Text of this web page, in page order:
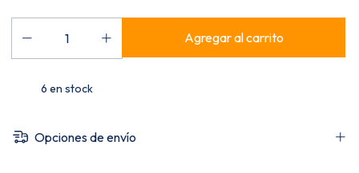
6 en stock
Opciones de envío